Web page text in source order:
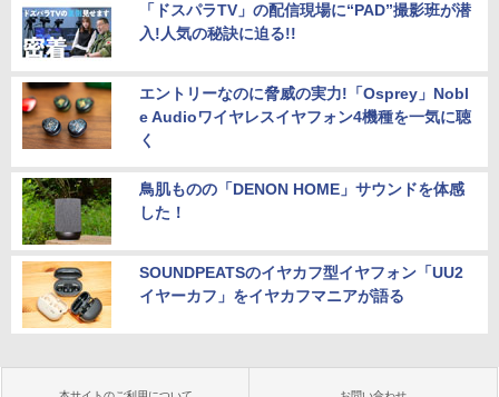
「ドスパラTV」の配信現場に“PAD”撮影班が潜
入!人気の秘訣に迫る!!
エントリーなのに脅威の実力!「Osprey」Nobl
e Audioワイヤレスイヤフォン4機種を一気に聴
く
鳥肌ものの「DENON HOME」サウンドを体感
した！
SOUNDPEATSのイヤカフ型イヤフォン「UU2
イヤーカフ」をイヤカフマニアが語る